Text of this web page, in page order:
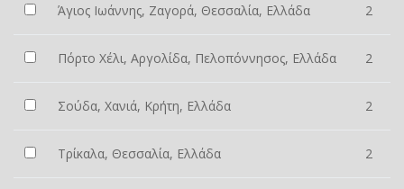
Άγιος Ιωάννης, Ζαγορά, Θεσσαλία, Ελλάδα 2
Πόρτο Χέλι, Αργολίδα, Πελοπόννησος, Ελλάδα 2
Σούδα, Χανιά, Κρήτη, Ελλάδα 2
Τρίκαλα, Θεσσαλία, Ελλάδα 2